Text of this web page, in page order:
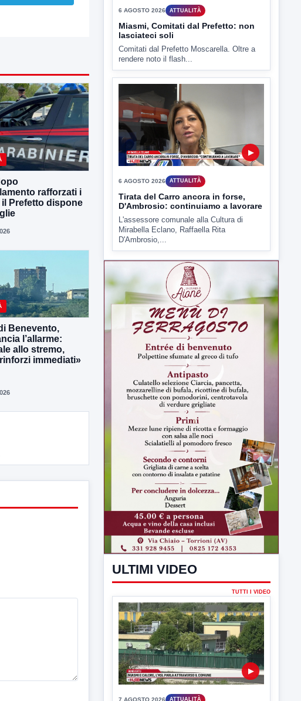
rafforzati i
Prefetto dispone
Benevento,
l’allarme:
allo stremo,
immediati»
▶
Miasmi, Comitati dal Prefetto: non
lasciateci soli
rendere noto il flash...
Tirata del Carro ancora in forse,
D'Ambrosio: continuiamo a lavorare
L'assessore comunale alla Cultura di
Mirabella Eclano, Raffaella Rita
D'Ambrosio,...
ULTIMI VIDEO
▶
7 AGOSTO 2026 ATTUALITÀ
Miasmi e Calore, l'ASL parla
attraverso il Comune